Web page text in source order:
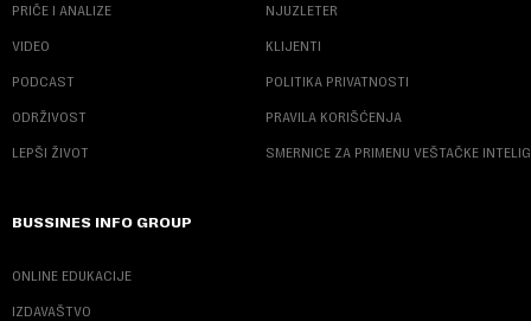
PRIČE I ANALIZE
VIDEO
PODCAST
ODRŽIVOST
LEPŠI ŽIVOT
NJUZLETER
KLIJENTI
POLITIKA PRIVATNOSTI
PRAVILA KORIŠĆENJA
SMERNICE ZA PRIMENU VEŠTAČKE
BUSSINES INFO GROUP
ONLINE EDUKACIJE
IZDAVAŠTVO